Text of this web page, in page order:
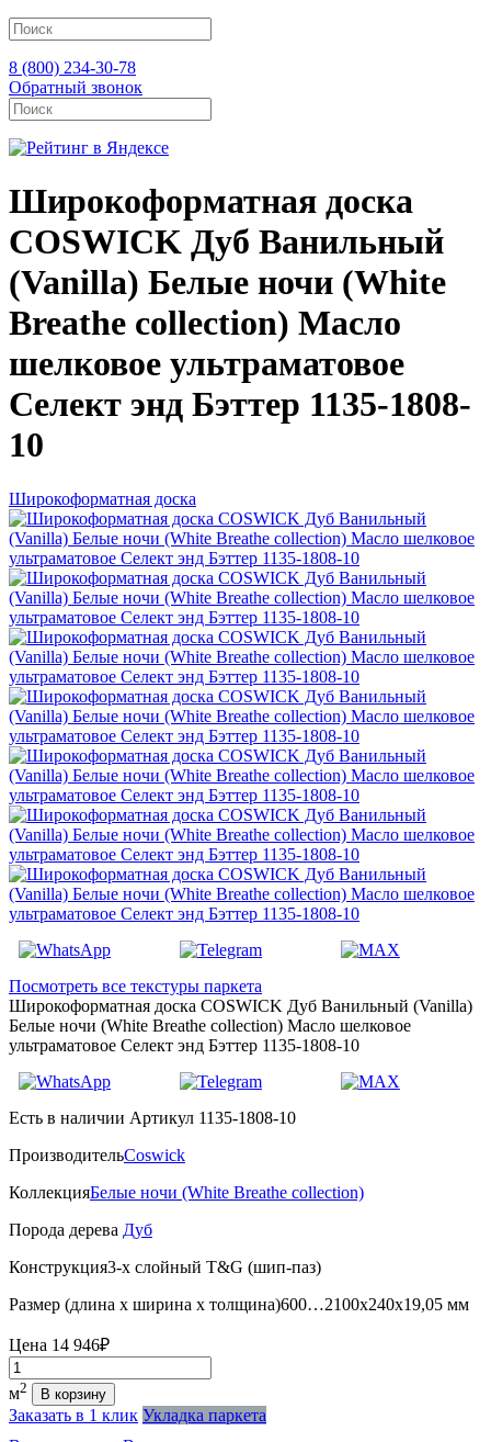
8 (800) 234-30-78
Обратный звонок
Широкоформатная доска
COSWICK Дуб Ванильный
(Vanilla) Белые ночи (White
Breathe collection) Масло
шелковое ультраматовое
Селект энд Бэттер 1135-1808-
10
Широкоформатная доска
Посмотреть все текстуры паркета
Широкоформатная доска COSWICK Дуб Ванильный (Vanilla)
Белые ночи (White Breathe collection) Масло шелковое
ультраматовое Селект энд Бэттер 1135-1808-10
Есть в наличии Артикул 1135-1808-10
ПроизводительCoswick
КоллекцияБелые ночи (White Breathe collection)
Порода дерева Дуб
Конструкция3-х слойный T&G (шип-паз)
Размер (длина х ширина х толщина)600…2100х240х19,05 мм
Цена 14 946₽
Количество
м2 В корзину
Заказать в 1 клик Укладка паркета